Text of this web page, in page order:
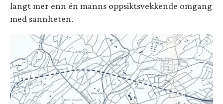
langt mer enn én manns oppsiktsvekkende omgang
med sannheten.